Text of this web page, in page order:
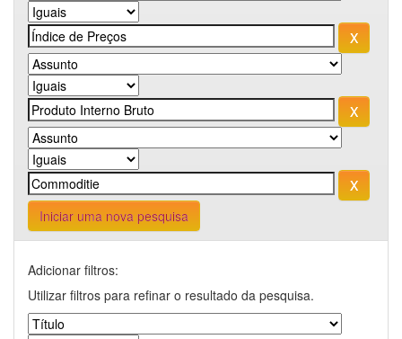
Iniciar uma nova pesquisa
Adicionar filtros:
Utilizar filtros para refinar o resultado da pesquisa.